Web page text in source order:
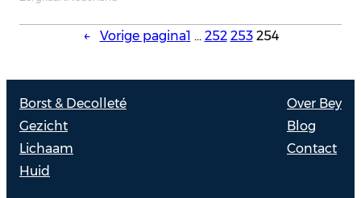
← Vorige pagina1 … 252 253 254
Borst & Decolleté
Gezicht
Lichaam
Huid
Over Bey
Blog
Contact